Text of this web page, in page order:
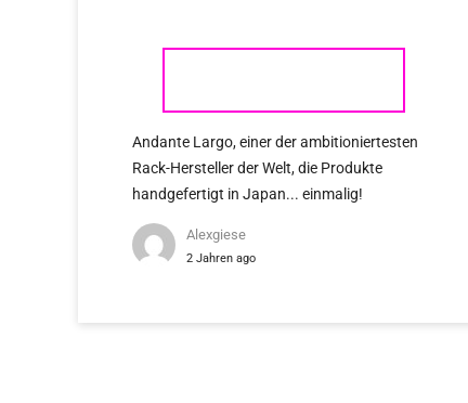
Andante Largo, einer der ambitioniertesten
Rack-Hersteller der Welt, die Produkte
handgefertigt in Japan... einmalig!
Alexgiese
2 Jahren ago